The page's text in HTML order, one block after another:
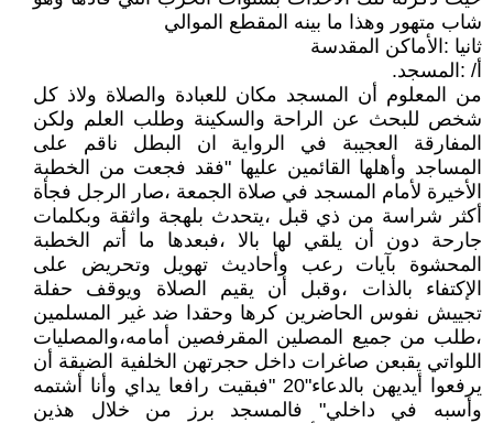
شاب متهور وهذا ما بينه المقطع الموالي
ثانيا :الأماكن المقدسة
أ/ :المسجد.
من المعلوم أن المسجد مكان للعبادة والصلاة ولاذ كل
شخص للبحث عن الراحة والسكينة وطلب العلم ولكن
المفارقة العجيبة في الرواية ان البطل ناقم على
المساجد وأهلها القائمين عليها "فقد فجعت من الخطبة
الأخيرة لأمام المسجد في صلاة الجمعة ،صار الرجل فجأة
أكثر شراسة من ذي قبل ،يتحدث بلهجة واثقة وبكلمات
جارحة دون أن يلقي لها بالا ،فبعدها ما أتم الخطبة
المحشوة بآيات رعب وأحاديث تهويل وتحريض على
الإكتفاء بالذات ،وقبل أن يقيم الصلاة ويوقف حفلة
تجييش نفوس الحاضرين كرها وحقدا ضد غير المسلمين
،طلب من جميع المصلين المقرفصين أمامه،والمصليات
اللواتي يقبعن صاغرات داخل حجرتهن الخلفية الضيقة أن
يرفعوا أيديهن بالدعاء"20 "فبقيت رافعا يداي وأنا أشتمه
وأسبه في داخلي" فالمسجد برز من خلال هذين